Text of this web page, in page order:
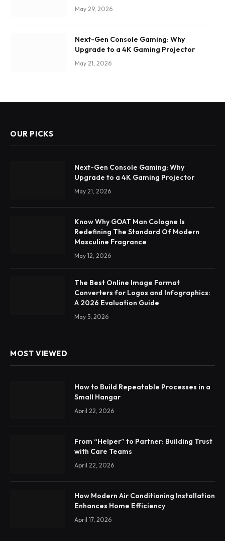
May 29, 2026
Next-Gen Console Gaming: Why
Upgrade to a 4K Gaming Projector
May 21, 2026
OUR PICKS
Next-Gen Console Gaming: Why
Upgrade to a 4K Gaming Projector
May 21, 2026
Know Why GOAT Man Cologne Is
Redefining The Standard Of Modern
Masculine Fragrance
May 12, 2026
The Best Online Image Format
Converters for Logos and Infographics:
A 2026 Evaluation Guide
May 5, 2026
MOST VIEWED
How to Build Repeatable Processes in a
Small Hangar
April 22, 2026
From “Helper” to Partner: Building Trust
with Care Teams
April 22, 2026
How Modern Air Conditioning Installation
Enhances Home Efficiency
April 17, 2026